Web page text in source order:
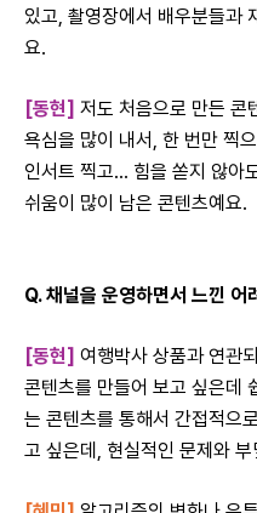
있고, 촬영장에서 배우분들과
요.
[동현] 저도 처음으로 만든 콘
욕심을 많이 내서, 한 번만 찍
인서트 찍고… 힘을 쏟지 않아
쉬움이 많이 남은 콘텐츠예요.
Q. 채널을 운영하면서 느낀 어
[동현] 여행박사 상품과 연관
콘텐츠를 만들어 보고 싶은데
는 콘텐츠를 통해서 간접적으
고 싶은데, 현실적인 문제와